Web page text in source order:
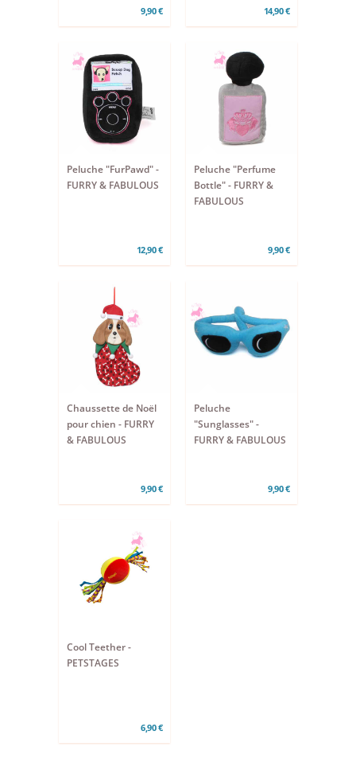
9,90 € 14,90 €
Peluche "FurPawd" -
FURRY & FABULOUS
12,90 €
Peluche "Perfume
Bottle" - FURRY &
FABULOUS
9,90 €
Chaussette de Noël
pour chien - FURRY
& FABULOUS
9,90 €
Peluche
"Sunglasses" -
FURRY & FABULOUS
9,90 €
Cool Teether -
PETSTAGES
6,90 €